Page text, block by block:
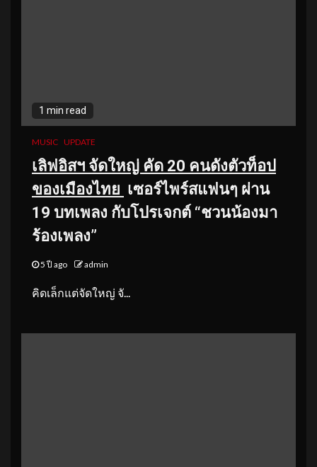
1 min read
MUSIC UPDATE
เลิฟอิสฯ จัดใหญ่ คัด 20 คนดังตัวท็อป
ของเมืองไทย เซอร์ไพร์สแฟนๆ ผ่าน
19 บทเพลง กับโปรเจกต์ “ชวนน้องมา
ร้องเพลง”
5 ปี ago admin
คิดเล็กแต่จัดใหญ่ จั...